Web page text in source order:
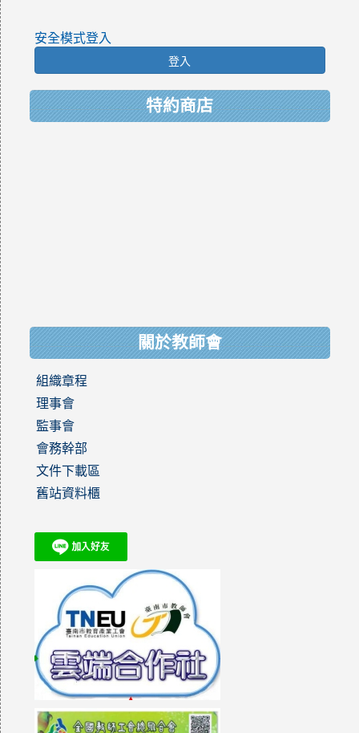
安全模式登入
登入
特約商店
關於教師會
組織章程
理事會
監事會
會務幹部
文件下載區
舊站資料櫃